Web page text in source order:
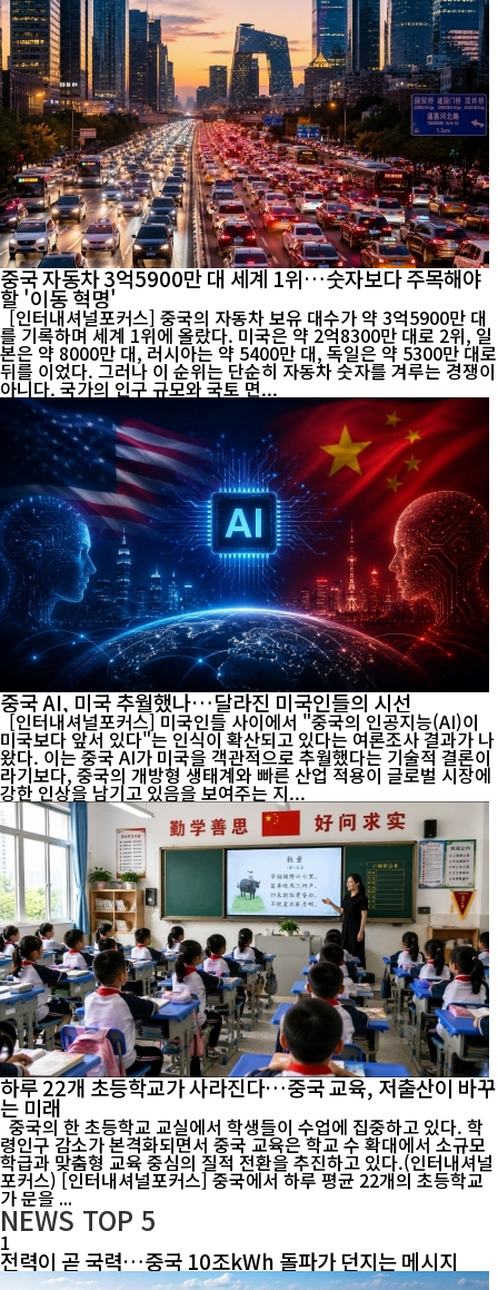
중국 자동차 3억5900만 대 세계 1위…숫자보다 주목해야
할 '이동 혁명'
[인터내셔널포커스] 중국의 자동차 보유 대수가 약 3억5900만 대
를 기록하며 세계 1위에 올랐다. 미국은 약 2억8300만 대로 2위, 일
본은 약 8000만 대, 러시아는 약 5400만 대, 독일은 약 5300만 대로
뒤를 이었다. 그러나 이 순위는 단순히 자동차 숫자를 겨루는 경쟁이
아니다. 국가의 인구 규모와 국토 면...
중국 AI, 미국 추월했나…달라진 미국인들의 시선
[인터내셔널포커스] 미국인들 사이에서 "중국의 인공지능(AI)이
미국보다 앞서 있다"는 인식이 확산되고 있다는 여론조사 결과가 나
왔다. 이는 중국 AI가 미국을 객관적으로 추월했다는 기술적 결론이
라기보다, 중국의 개방형 생태계와 빠른 산업 적용이 글로벌 시장에
강한 인상을 남기고 있음을 보여주는 지...
하루 22개 초등학교가 사라진다…중국 교육, 저출산이 바꾸
는 미래
중국의 한 초등학교 교실에서 학생들이 수업에 집중하고 있다. 학
령인구 감소가 본격화되면서 중국 교육은 학교 수 확대에서 소규모
학급과 맞춤형 교육 중심의 질적 전환을 추진하고 있다.(인터내셔널
포커스) [인터내셔널포커스] 중국에서 하루 평균 22개의 초등학교
가 문을 ...
NEWS TOP 5
1
전력이 곧 국력…중국 10조kWh 돌파가 던지는 메시지